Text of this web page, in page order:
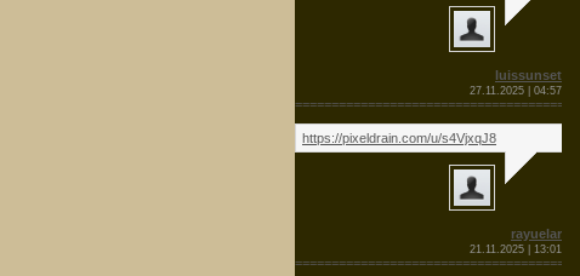
luissunset
27.11.2025 | 04:57
https://pixeldrain.com/u/s4VjxqJ8
rayuelar
21.11.2025 | 13:01